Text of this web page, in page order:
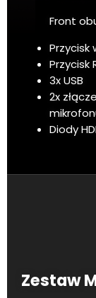
Front
Przycisk
Przycisk
3x USB
2x
Diody
Zestaw